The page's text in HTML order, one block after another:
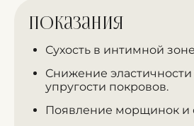
Показания
Сухость в интимной
Снижение эластичности
упругости покровов.
Появление морщинок и